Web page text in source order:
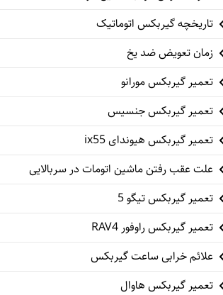
تاریخچه گیربکس اتوماتیک
زمان تعویض ضد یخ
تعمیر گیربکس مورانو
تعمیر گیربکس جنسیس
تعمیر گیربکس هیوندای ix55
علت عقب رفتن ماشین اتومات در سربالایی
تعمیر گیربکس تیگو 5
تعمیر گیربکس راوفور RAV4
علائم خرابی ساعت گیربکس
تعمیر گیربکس هاوال